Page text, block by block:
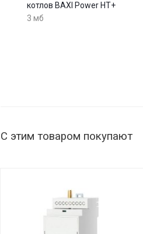
котлов BAXI Power HT+
3 мб
С этим товаром покупают